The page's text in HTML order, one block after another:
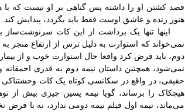
قصد کشتن او را داشته پس گناهی بر او نیست که
هنوز زنده و عاشق اوست فقط باید بگردد، پیدایش کند.
اینها تنها یک برداشت از این کات
نمی‌خواند که استوارت به دلیل ترس از ارتفاع منجر
دوم، باید فرض کرد واقعا حال استوارت خوب و از
نمی‌شود، همچنین داستان نیمه دوم به قدری
حقیقی، در واقع در سکانسی کوتاه یک کات وحشتناکی
هیچکاک را برساند، گویا نیمه پسین چیزی بیش از
‌می‌ماند، نیمه اول فیلم نیمه دومی ندارد، نه با فرض